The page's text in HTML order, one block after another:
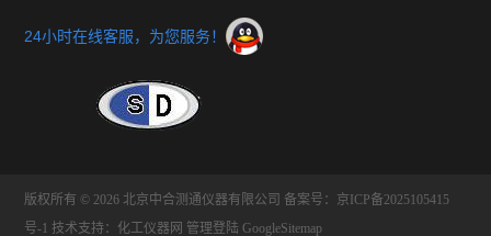
24小时在线客服，为您服务！
版权所有 © 2026 北京中合测通仪器有限公司 备案号：京ICP备2025105415
号-1 技术支持： 化工仪器网 管理登陆 GoogleSitemap